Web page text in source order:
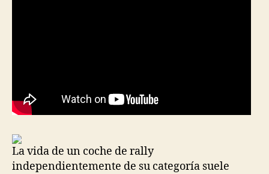
La vida de un coche de rally
independientemente de su categoría suele